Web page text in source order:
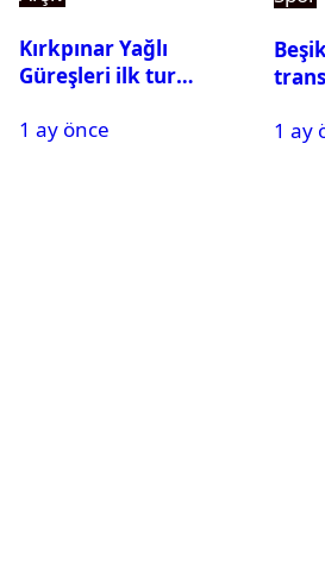
Kırkpınar Yağlı
Güreşleri ilk tur
2. tura geçen
1 ay önce 1 ay